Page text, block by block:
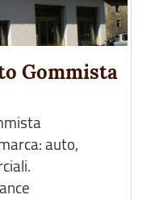
Gommista
auto,